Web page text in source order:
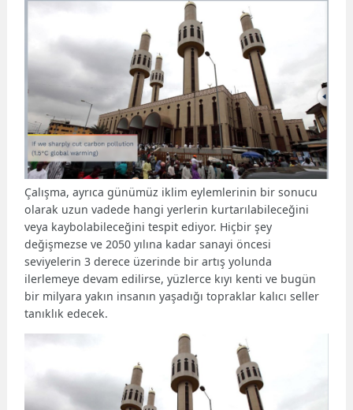
Çalışma, ayrıca günümüz iklim eylemlerinin bir sonucu
olarak uzun vadede hangi yerlerin kurtarılabileceğini
veya kaybolabileceğini tespit ediyor. Hiçbir şey
değişmezse ve 2050 yılına kadar sanayi öncesi
seviyelerin 3 derece üzerinde bir artış yolunda
ilerlemeye devam edilirse, yüzlerce kıyı kenti ve bugün
bir milyara yakın insanın yaşadığı topraklar kalıcı seller
tanıklık edecek.